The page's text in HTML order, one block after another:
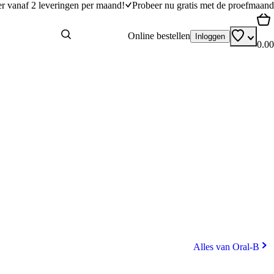
vanaf 2 leveringen per maand! Probeer nu gratis met de proefmaand
Online bestellen Inloggen
0.00
Alles van Oral-B